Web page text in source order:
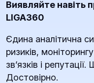
Виявляйте навіть
LIGA360
Єдина аналітична
ризиків,
зв’язків і
Достовірно.